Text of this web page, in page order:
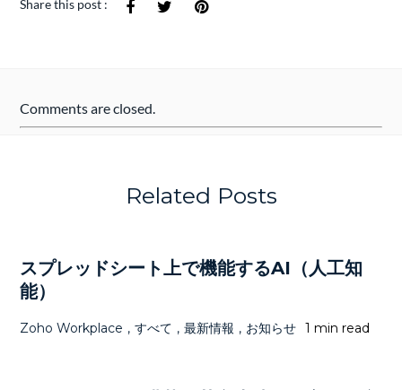
Share this post :
Comments are closed.
Related Posts
スプレッドシート上で機能するAI（人工知
能）
Zoho Workplace , すべて , 最新情報 , お知らせ 1 min read